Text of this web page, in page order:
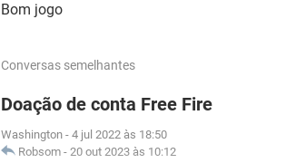
Bom jogo
Conversas semelhantes
Doação de conta Free Fire
Washington - 4 jul 2022 às 18:50
Robsom - 20 out 2023 às 10:12